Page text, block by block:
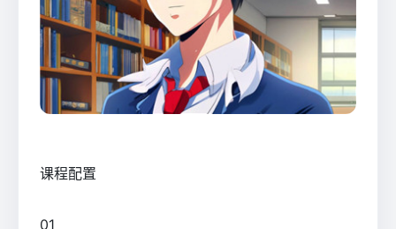
课程配置
01